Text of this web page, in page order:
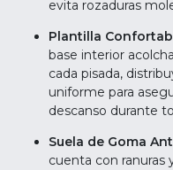
evita rozaduras
Plantilla
base interior
cada pisada,
uniforme para
descanso durante
Suela de Goma
cuenta con ranuras